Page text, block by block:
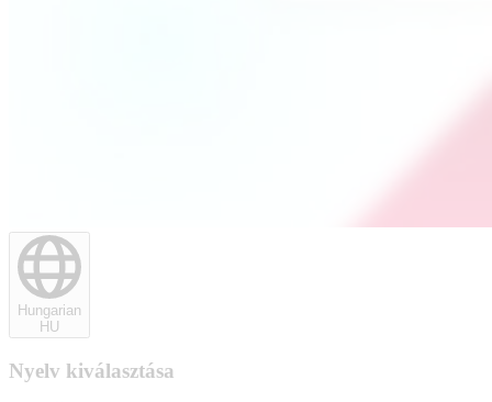
Hungarian
HU
Nyelv kiválasztása